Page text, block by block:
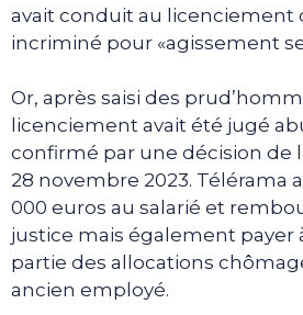
avait conduit au licenciement
incriminé pour «agissement
Or, après saisi des
licenciement avait été jugé
confirmé par une décision de
28 novembre 2023. Télérama
000 euros au salarié et
justice mais également payer
partie des allocations
ancien employé.